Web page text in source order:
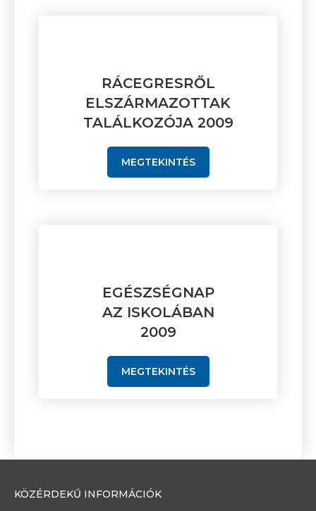
RÁCEGRESRŐL
ELSZÁRMAZOTTAK
TALÁLKOZÓJA 2009
MEGTEKINTÉS
EGÉSZSÉGNAP
AZ ISKOLÁBAN
2009
MEGTEKINTÉS
KÖZÉRDEKŰ INFORMÁCIÓK